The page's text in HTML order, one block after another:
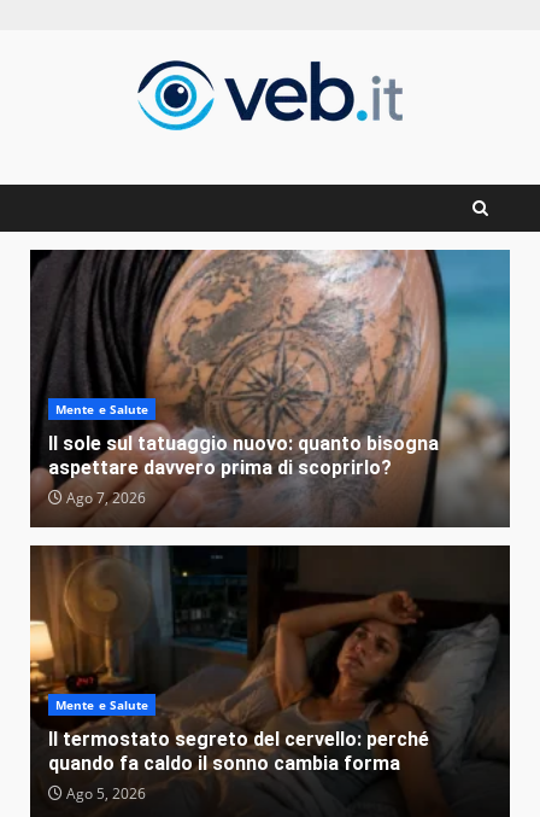
Mente e Salute
Il sole sul tatuaggio nuovo: quanto bisogna
aspettare davvero prima di scoprirlo?
Ago 7, 2026
Mente e Salute
Il termostato segreto del cervello: perché
quando fa caldo il sonno cambia forma
Ago 5, 2026